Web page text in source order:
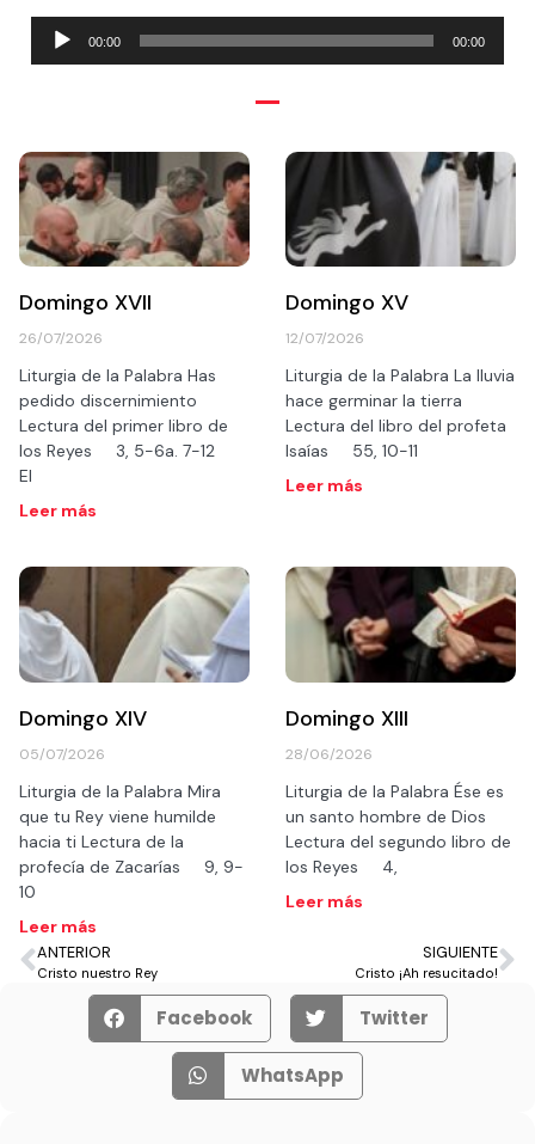
Reproductor
00:00 00:00
Domingo XVII
26/07/2026
Liturgia de la Palabra Has
pedido discernimiento
Lectura del primer libro de
los Reyes 3, 5-6a. 7-12
El
Leer más
Domingo XV
12/07/2026
Liturgia de la Palabra La lluvia
hace germinar la tierra
Lectura del libro del profeta
Isaías 55, 10-11
Leer más
Domingo XIV
05/07/2026
Liturgia de la Palabra Mira
que tu Rey viene humilde
hacia ti Lectura de la
profecía de Zacarías 9, 9-
10
Leer más
Domingo XIII
28/06/2026
Liturgia de la Palabra Ése es
un santo hombre de Dios
Lectura del segundo libro de
los Reyes 4,
Leer más
ANTERIOR
Cristo nuestro Rey
SIGUIENTE
Cristo ¡Ah resucitado!
Facebook Twitter
WhatsApp